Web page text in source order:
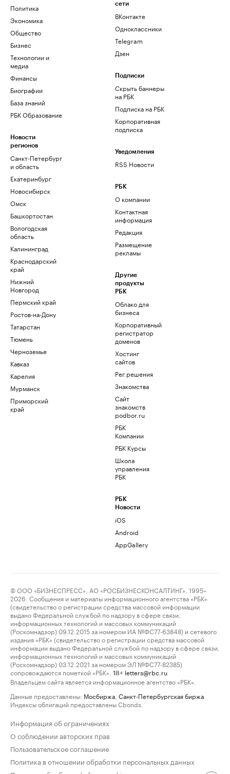
Политика
Экономика
Общество
Бизнес
Технологии и
медиа
Финансы
Биографии
База знаний
РБК Образование
Новости
регионов
Санкт-Петербург
и область
Екатеринбург
Новосибирск
Омск
Башкортостан
Вологодская
область
Калининград
Краснодарский
край
Нижний
Новгород
Пермский край
Ростов-на-Дону
Татарстан
Тюмень
Черноземье
Кавказ
Карелия
Мурманск
Приморский
край
сети
ВКонтакте
Одноклассники
Telegram
Дзен
Подписки
Скрыть баннеры
на РБК
Подписка на РБК
Корпоративная
подписка
Уведомления
RSS Новости
РБК
О компании
Контактная
информация
Редакция
Размещение
рекламы
Другие
продукты
РБК
Облако для
бизнеса
Корпоративный
регистратор
доменов
Хостинг
сайтов
Рег.решения
Знакомства
Сайт
знакомств
podbor.ru
РБК
Компании
РБК Курсы
Школа
управления
РБК
РБК
Новости
iOS
Android
AppGallery
© ООО «БИЗНЕСПРЕСС», АО «РОСБИЗНЕСКОНСАЛТИНГ», 1995–
2026. Сообщения и материалы информационного агентства «РБК»
(свидетельство о регистрации средства массовой информации
выдано Федеральной службой по надзору в сфере связи,
информационных технологий и массовых коммуникаций
(Роскомнадзор) 09.12.2015 за номером ИА №ФС77-63848) и сетевого
издания «РБК» (свидетельство о регистрации средства массовой
информации выдано Федеральной службой по надзору в сфере связи,
информационных технологий и массовых коммуникаций
(Роскомнадзор) 03.12.2021 за номером ЭЛ №ФС77-82385)
сопровождаются пометкой «РБК».
18+ letters@rbc.ru
Владельцем сайта является информационное агентство «РБК».
Данные предоставлены: Мосбиржа Санкт-Петербургская биржа
Индексы облигаций предоставлены Cbonds.
Информация об ограничениях
О соблюдении авторских прав
Пользовательское соглашение
Политика в отношении обработки персональных данных